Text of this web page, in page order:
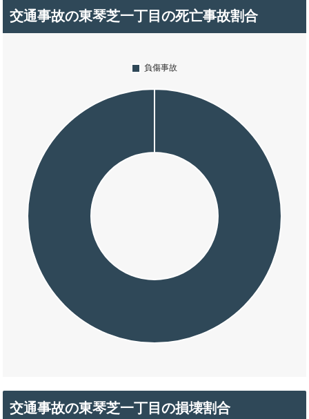
交通事故の東琴芝一丁目の死亡事故割合
交通事故の東琴芝一丁目の損壊割合